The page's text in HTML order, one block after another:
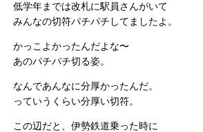
低学年までは改札に駅員さんがいて
みんなの切符パチパチしてましたよ。
かっこよかったんだよな〜
あのパチパチ切る姿。
なんであんなに分厚かったんだ。
っていうくらい分厚い切符。
この辺だと、伊勢鉄道乗った時に